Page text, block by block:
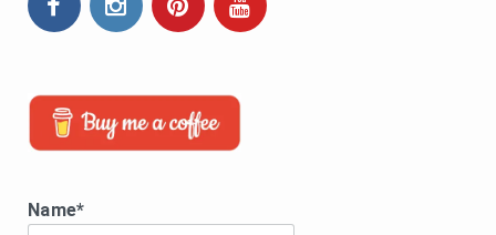
Name*